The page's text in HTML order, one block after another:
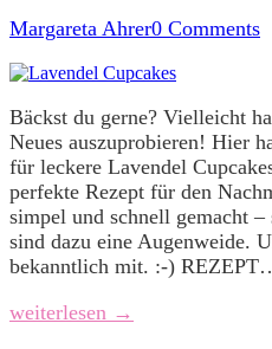
Margareta Ahrer0 Comments
Bäckst du gerne? Vielleicht
Neues auszuprobieren! Hier
für leckere Lavendel
perfekte Rezept für den
simpel und schnell gemacht
sind dazu eine Augenweide.
bekanntlich mit. :-)
weiterlesen →